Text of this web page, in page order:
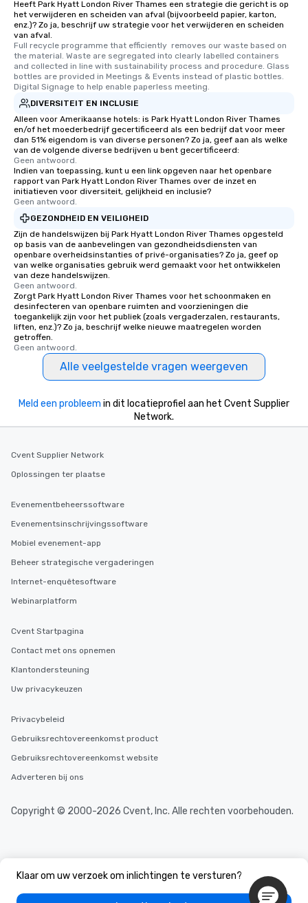
Heeft Park Hyatt London River Thames een strategie die gericht is op
het verwijderen en scheiden van afval (bijvoorbeeld papier, karton,
enz.)? Zo ja, beschrijf uw strategie voor het verwijderen en scheiden
van afval.
Full recycle programme that efficiently  removes our waste based on
the material. Waste are segregated into clearly labelled containers
and collected in line with sustainability process and procedure. Glass
bottles are provided in Meetings & Events instead of plastic bottles.
Digital Signage to help enable paperless meeting.
DIVERSITEIT EN INCLUSIE
Alleen voor Amerikaanse hotels: is Park Hyatt London River Thames
en/of het moederbedrijf gecertificeerd als een bedrijf dat voor meer
dan 51% eigendom is van diverse personen? Zo ja, geef aan als welke
van de volgende diverse bedrijven u bent gecertificeerd:
Geen antwoord.
Indien van toepassing, kunt u een link opgeven naar het openbare
rapport van Park Hyatt London River Thames over de inzet en
initiatieven voor diversiteit, gelijkheid en inclusie?
Geen antwoord.
GEZONDHEID EN VEILIGHEID
Zijn de handelswijzen bij Park Hyatt London River Thames opgesteld
op basis van de aanbevelingen van gezondheidsdiensten van
openbare overheidsinstanties of privé-organisaties? Zo ja, geef op
van welke organisaties gebruik werd gemaakt voor het ontwikkelen
van deze handelswijzen.
Geen antwoord.
Zorgt Park Hyatt London River Thames voor het schoonmaken en
desinfecteren van openbare ruimten and voorzieningen die
toegankelijk zijn voor het publiek (zoals vergaderzalen, restaurants,
liften, enz.)? Zo ja, beschrijf welke nieuwe maatregelen worden
getroffen.
Geen antwoord.
Alle veelgestelde vragen weergeven
Klaar om uw verzoek om inlichtingen te versturen?
Meld een probleem in dit locatieprofiel aan het Cvent Supplier
Network.
Cvent Supplier Network
Oplossingen ter plaatse
Evenementbeheerssoftware
Evenementsinschrijvingssoftware
Mobiel evenement-app
Beheer strategische vergaderingen
Internet-enquêtesoftware
Webinarplatform
Cvent Startpagina
Contact met ons opnemen
Klantondersteuning
Uw privacykeuzen
Privacybeleid
Gebruiksrechtovereenkomst product
Gebruiksrechtovereenkomst website
Adverteren bij ons
Copyright © 2000-2026 Cvent, Inc. Alle rechten voorbehouden.